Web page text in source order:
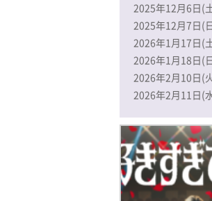
2025年12月6日(
2025年12月7日(
2026年1月17日(
2026年1月18日(
2026年2月10日(
2026年2月11日(